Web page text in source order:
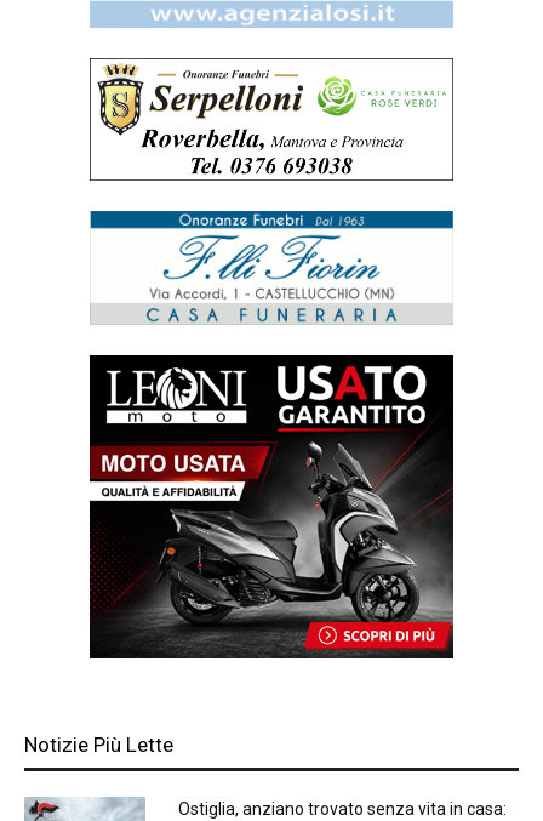
Notizie Più Lette
Ostiglia, anziano trovato senza vita in casa: